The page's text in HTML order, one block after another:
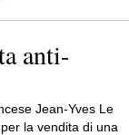
anti-
Jean-Yves Le
la vendita di una